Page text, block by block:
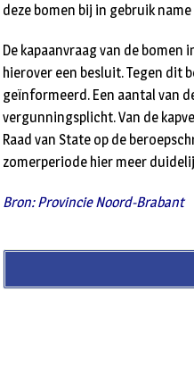
deze bomen bij in gebruik
De kapaanvraag van de
hierover een besluit. Tegen dit
geïnformeerd. Een aantal van
vergunningsplicht. Van de
Raad van State op de
zomerperiode hier meer
Bron: Provincie Noord-Brabant